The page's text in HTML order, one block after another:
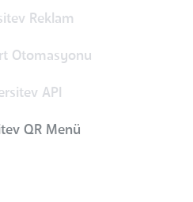
Reklam
Otomasyonu
API
QR Menü